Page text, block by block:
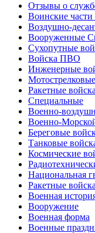
Отзывы о
Воинские части
Воздушно-
Вооруженные
Cухопутные
Войска ПВО
Инженерные
Ракетные
Специальные
Военно-
Военно-
Береговые
Танковые
Космические
Национальная
Ракетные
Военная
Вооружение
Военная форма
Военные